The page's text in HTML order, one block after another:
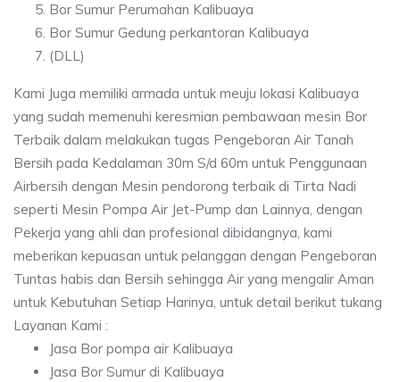
Bor Sumur Perumahan Kalibuaya
Bor Sumur Gedung perkantoran Kalibuaya
(DLL)
Kami Juga memiliki armada untuk meuju lokasi Kalibuaya
yang sudah memenuhi keresmian pembawaan mesin Bor
Terbaik dalam melakukan tugas Pengeboran Air Tanah
Bersih pada Kedalaman 30m S/d 60m untuk Penggunaan
Airbersih dengan Mesin pendorong terbaik di Tirta Nadi
seperti Mesin Pompa Air Jet-Pump dan Lainnya, dengan
Pekerja yang ahli dan profesional dibidangnya, kami
meberikan kepuasan untuk pelanggan dengan Pengeboran
Tuntas habis dan Bersih sehingga Air yang mengalir Aman
untuk Kebutuhan Setiap Harinya, untuk detail berikut tukang
Layanan Kami :
Jasa Bor pompa air Kalibuaya
Jasa Bor Sumur di Kalibuaya